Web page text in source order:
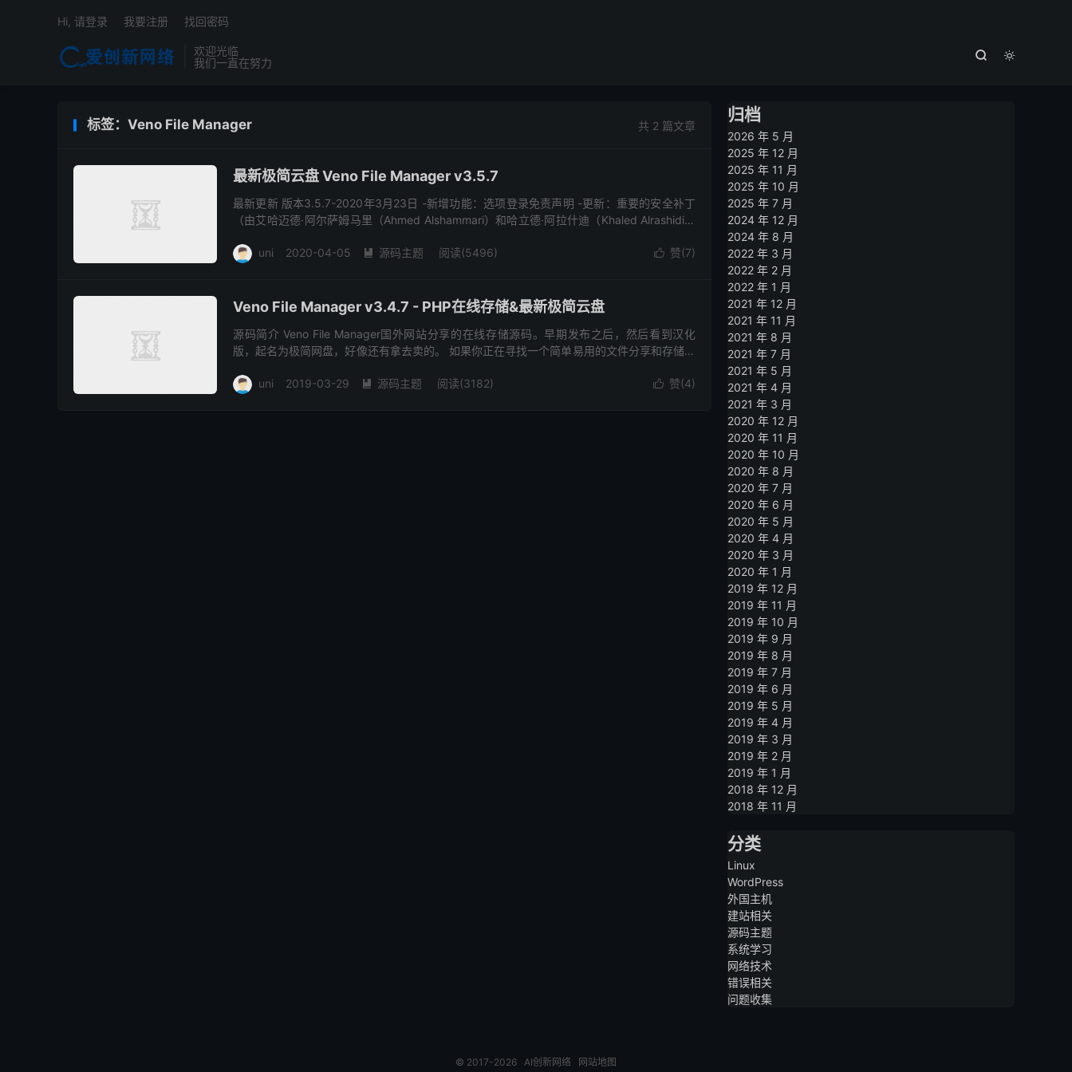
欢迎光临
我们一直在努力


Hi, 请登录 我要注册 找回密码
共 2 篇文章
标签：Veno File Manager
最新极简云盘 Veno File Manager v3.5.7
最新更新 版本3.5.7-2020年3月23日 -新增功能：选项登录免责声明 -更新：重要的安全补丁
（由艾哈迈德·阿尔萨姆马里（Ahmed Alshammari）和哈立德·阿拉什迪（Khaled Alrashidi）
 赞(7)
uni 2020-04-05  源码主题 阅读(5496)
Veno File Manager v3.4.7 - PHP在线存储&最新极简云盘
源码简介 Veno File Manager国外网站分享的在线存储源码。早期发布之后，然后看到汉化
版，起名为极简网盘，好像还有拿去卖的。 如果你正在寻找一个简单易用的文件分享和存储脚
 赞(4)
uni 2019-03-29  源码主题 阅读(3182)
归档
2026 年 5 月
2025 年 12 月
2025 年 11 月
2025 年 10 月
2025 年 7 月
2024 年 12 月
2024 年 8 月
2022 年 3 月
2022 年 2 月
2022 年 1 月
2021 年 12 月
2021 年 11 月
2021 年 8 月
2021 年 7 月
2021 年 5 月
2021 年 4 月
2021 年 3 月
2020 年 12 月
2020 年 11 月
2020 年 10 月
2020 年 8 月
2020 年 7 月
2020 年 6 月
2020 年 5 月
2020 年 4 月
2020 年 3 月
2020 年 1 月
2019 年 12 月
2019 年 11 月
2019 年 10 月
2019 年 9 月
2019 年 8 月
2019 年 7 月
2019 年 6 月
2019 年 5 月
2019 年 4 月
2019 年 3 月
2019 年 2 月
2019 年 1 月
2018 年 12 月
2018 年 11 月
分类
Linux
WordPress
外国主机
建站相关
源码主题
系统学习
网络技术
错误相关
问题收集
© 2017-2026 AI创新网络 网站地图